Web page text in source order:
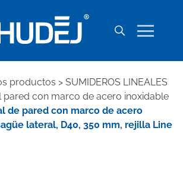
productos > SUMIDEROS LINEALES
pared con marco de acero inoxidable
de pared con marco de acero
lateral, D40, 350 mm, rejilla Line